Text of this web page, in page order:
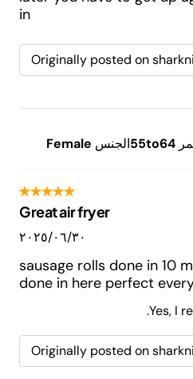
in
Originally posted on
55to64الجنس Female
Great air fryer
٣٠‏/٠٦‏/٢٠٢٥
sausage rolls done in 10
done in here perfect
Yes, I
Originally posted on